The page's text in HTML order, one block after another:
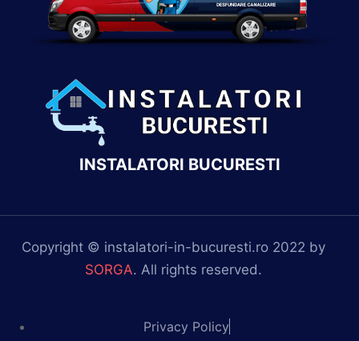
INSTALATORI BUCURESTI
Copyright © instalatori-in-bucuresti.ro 2022 by
SORGA. All rights reserved.
Privacy Policy